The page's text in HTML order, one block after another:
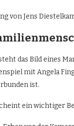
von Jens
das Bild eines
mit Angela
ist.
ein wichtiger